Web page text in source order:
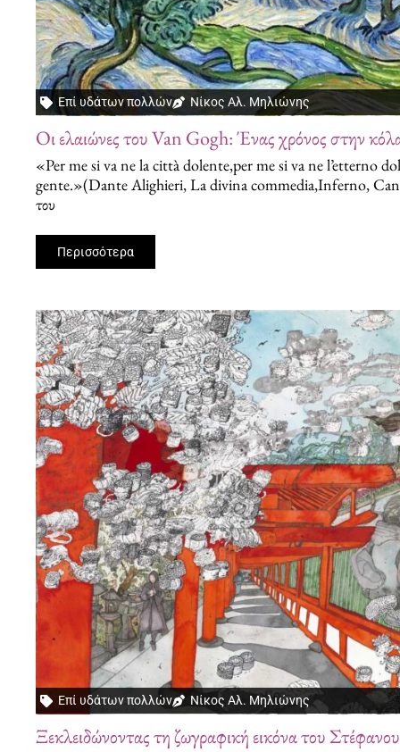
Επί υδάτων πολλών Νίκος Αλ. Μηλιώνης
Οι ελαιώνες του Van Gogh: Ένας χρόνος στην
«Per me si va ne la città dolente,per me si va ne l’etterno
gente.»(Dante Alighieri, La divina commedia,Inferno,
του
Περισσότερα
Επί υδάτων πολλών Νίκος Αλ. Μηλιώνης
Ξεκλειδώνοντας τη ζωγραφική εικόνα του